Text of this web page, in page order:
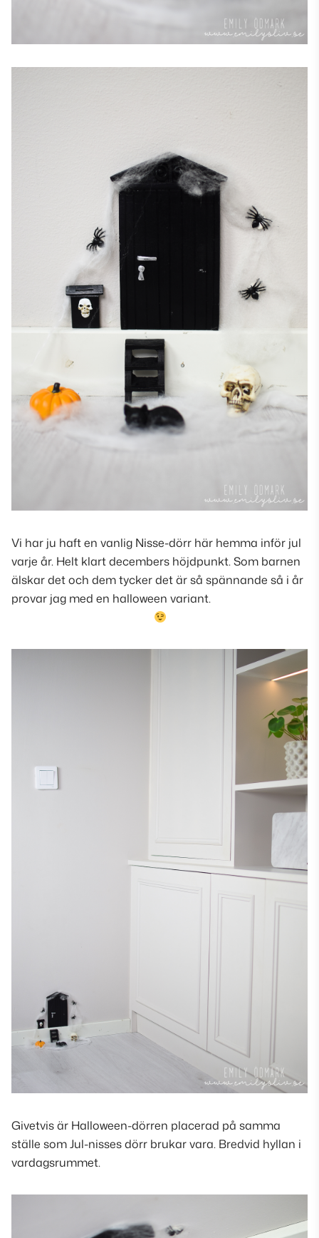
Vi har ju haft en vanlig Nisse-dörr här hemma inför jul
varje år. Helt klart decembers höjdpunkt. Som barnen
älskar det och dem tycker det är så spännande så i år
provar jag med en halloween variant.
Givetvis är Halloween-dörren placerad på samma
ställe som Jul-nisses dörr brukar vara. Bredvid hyllan i
vardagsrummet.